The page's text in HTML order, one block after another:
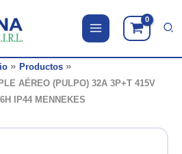
Productos
AÉREO (PULPO) 32A 3P+T 415V
IP44 MENNEKES